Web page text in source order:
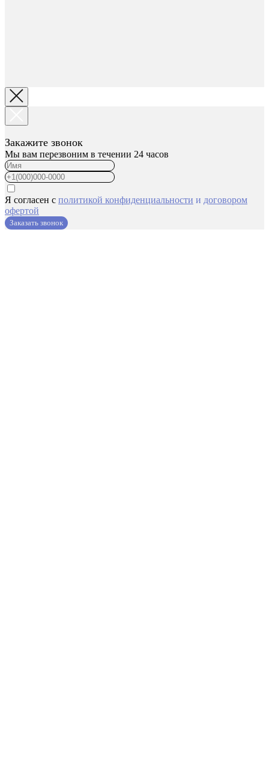
Закажите звонок
Мы вам перезвоним в течении 24 часов
Я согласен с политикой конфиденциальности и договором
офертой
Заказать звонок